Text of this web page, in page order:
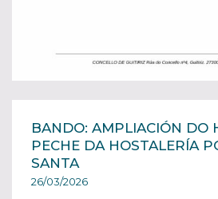
BANDO: AMPLIACIÓN DO
PECHE DA HOSTALERÍA
SANTA
26/03/2026